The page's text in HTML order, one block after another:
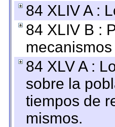
84 XLIV A :
84 XLIV B :
84 XLV A :
sobre la
tiempos de
mismos.